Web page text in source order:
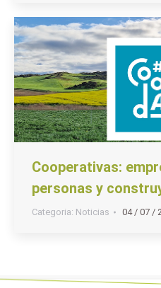
Cooperativas:
personas y
Categoria: Noticias 04 / 07 /